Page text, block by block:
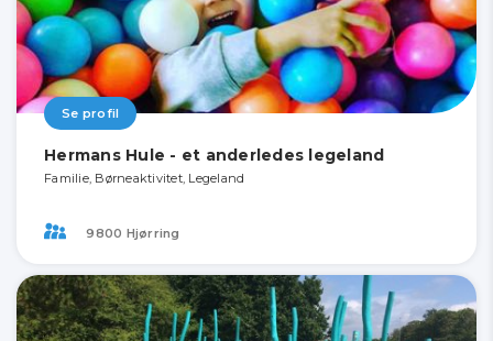
Se profil
Hermans Hule - et anderledes legeland
Familie, Børneaktivitet, Legeland
9800 Hjørring